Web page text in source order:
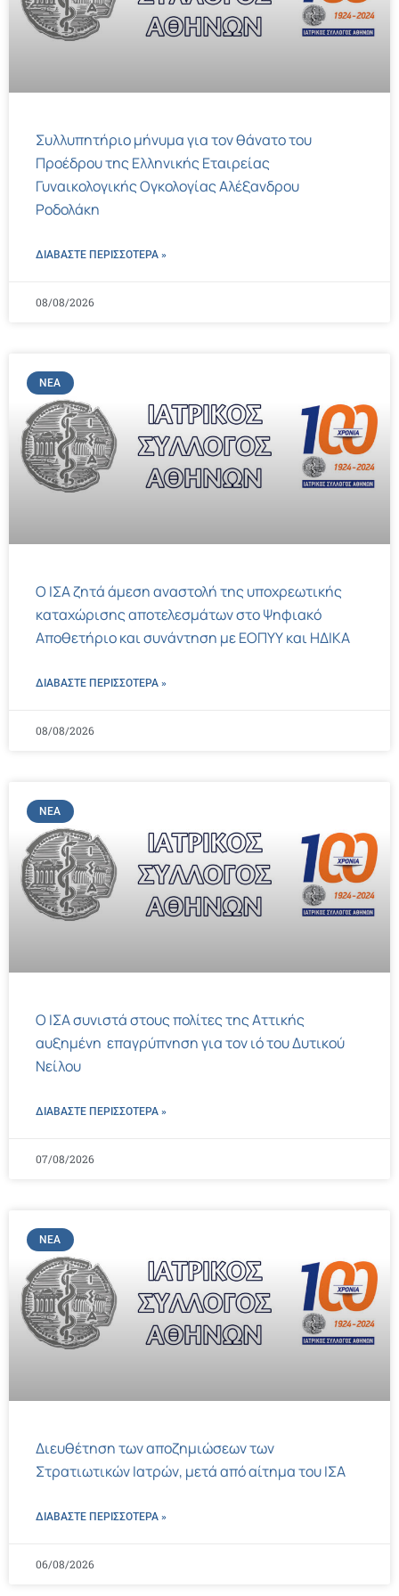
Συλλυπητήριο μήνυμα για τον θάνατο του
Προέδρου της Ελληνικής Εταιρείας
Γυναικολογικής Ογκολογίας Αλέξανδρου
Ροδολάκη
ΔΙΑΒΑΣΤΕ ΠΕΡΙΣΣΌΤΕΡΑ »
08/08/2026
ΝΈΑ
Ο ΙΣΑ ζητά άμεση αναστολή της υποχρεωτικής
καταχώρισης αποτελεσμάτων στο Ψηφιακό
Αποθετήριο και συνάντηση με ΕΟΠΥΥ και ΗΔΙΚΑ
ΔΙΑΒΑΣΤΕ ΠΕΡΙΣΣΌΤΕΡΑ »
08/08/2026
ΝΈΑ
Ο ΙΣΑ συνιστά στους πολίτες της Αττικής
αυξημένη επαγρύπνηση για τον ιό του Δυτικού
Νείλου
ΔΙΑΒΑΣΤΕ ΠΕΡΙΣΣΌΤΕΡΑ »
07/08/2026
ΝΈΑ
Διευθέτηση των αποζημιώσεων των
Στρατιωτικών Ιατρών, μετά από αίτημα του ΙΣΑ
ΔΙΑΒΑΣΤΕ ΠΕΡΙΣΣΌΤΕΡΑ »
06/08/2026